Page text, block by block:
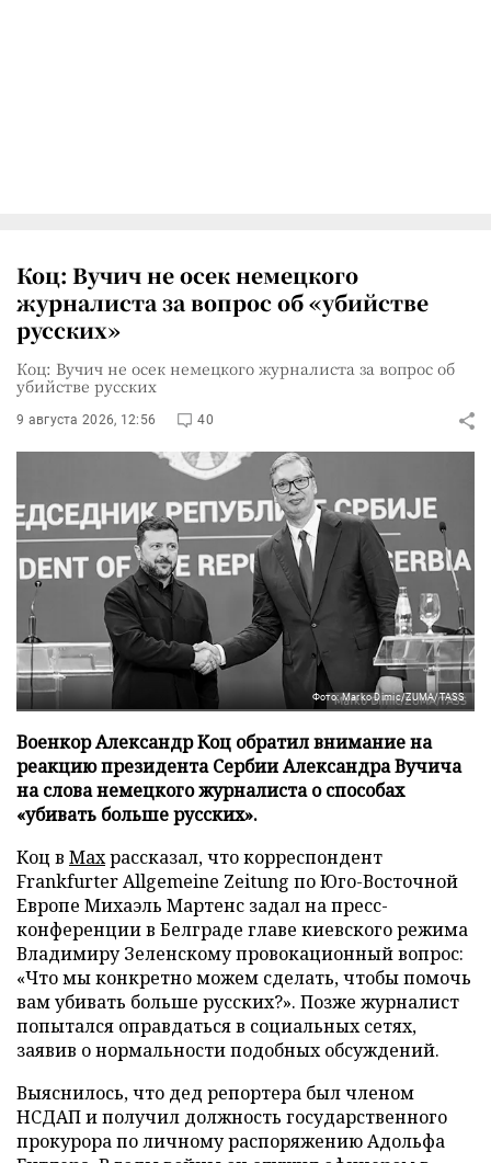
Коц: Вучич не осек немецкого
журналиста за вопрос об «убийстве
русских»
Коц: Вучич не осек немецкого журналиста за вопрос об
убийстве русских
9 августа 2026, 12:56 40
Фото: Marko Dimic/ZUMA/TASS
Военкор Александр Коц обратил внимание на
реакцию президента Сербии Александра Вучича
на слова немецкого журналиста о способах
«убивать больше русских».
Коц в Махрассказал, что корреспондент
Frankfurter Allgemeine Zeitung по Юго-Восточной
Европе Михаэль Мартенс задал на пресс-
конференции в Белграде главе киевского режима
Владимиру Зеленскому провокационный вопрос:
«Что мы конкретно можем сделать, чтобы помочь
вам убивать больше русских?». Позже журналист
попытался оправдаться в социальных сетях,
заявив о нормальности подобных обсуждений.
Выяснилось, что дед репортера был членом
НСДАП и получил должность государственного
прокурора по личному распоряжению Адольфа